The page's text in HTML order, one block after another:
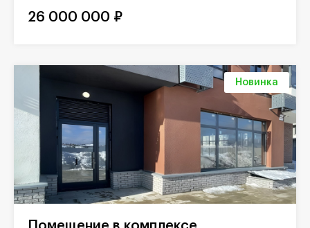
26 000 000 ₽
Новинка